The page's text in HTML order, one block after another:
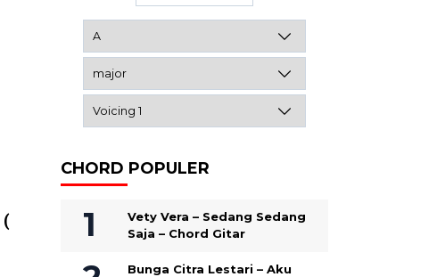
(
CHORD POPULER
Vety Vera – Sedang Sedang
Saja – Chord Gitar
Bunga Citra Lestari – Aku